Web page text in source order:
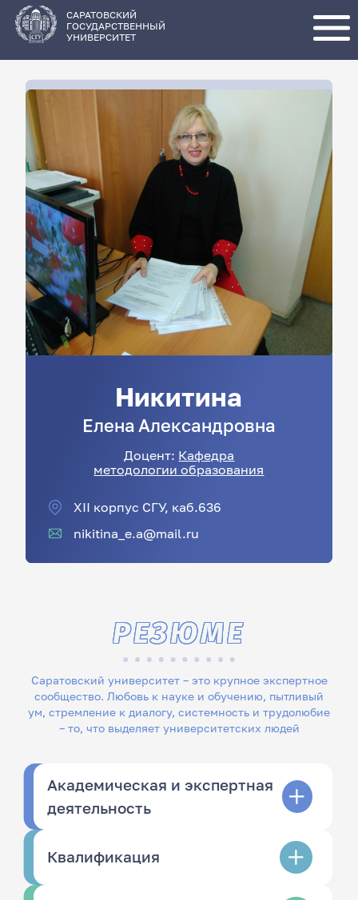
основному
содержанию
САРАТОВСКИЙ
ГОСУДАРСТВЕННЫЙ
УНИВЕРСИТЕТ
Никитина
Елена Александровна
Доцент: Кафедра
методологии образования
XII корпус СГУ, каб.636
nikitina_e.a@mail.ru
Саратовский университет – это крупное экспертное
сообщество. Любовь к науке и обучению, пытливый
ум, стремление к диалогу, системность и трудолюбие
– то, что выделяет университетских людей
РЕЗЮМЕ
Академическая и экспертная
деятельность
Квалификация